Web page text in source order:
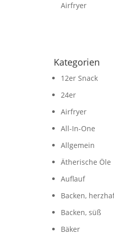
Airfryer
Kategorien
12er Snack
24er
Airfryer
All-In-One
Allgemein
Ätherische Öle
Auflauf
Backen,
Backen, süß
Bäker